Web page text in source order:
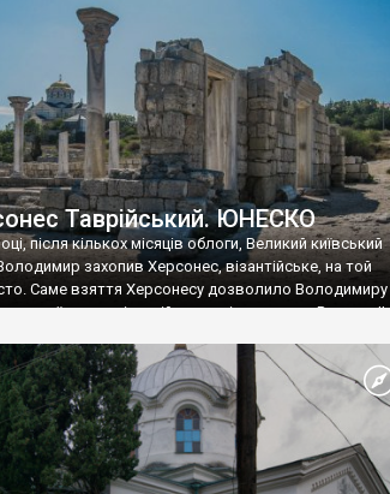
доби. Раритети викрадені з фондів об’єкту
спадщини ЮНЕСКО «Херсонеса Таврійського».
– на виставку «Золото Візантії», але експерти та
в Україні вважають це лише […]
Таврійський. ЮНЕСКО
після кількох місяців облоги, Великий київський
захопив Херсонес, візантійське, на той
Саме взяття Херсонесу дозволило Володимиру
свої умови візантійському імператору Василю ІІ,
Володимир-язичник, став Василем-
А потім було Хрещення Русі. На честь
Таврійського названо місто […]